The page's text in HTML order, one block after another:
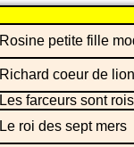
Rosine petite fille
Richard coeur de
Les farceurs sont rois
Le roi des sept mers